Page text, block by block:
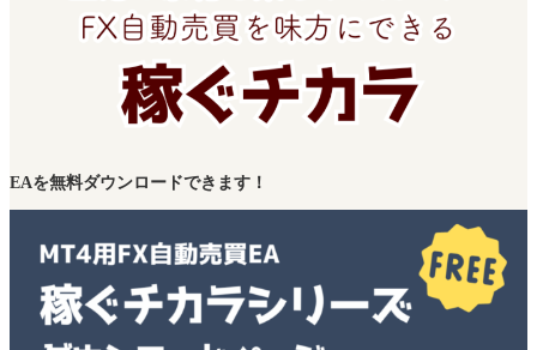
EAを無料ダウンロードできます！